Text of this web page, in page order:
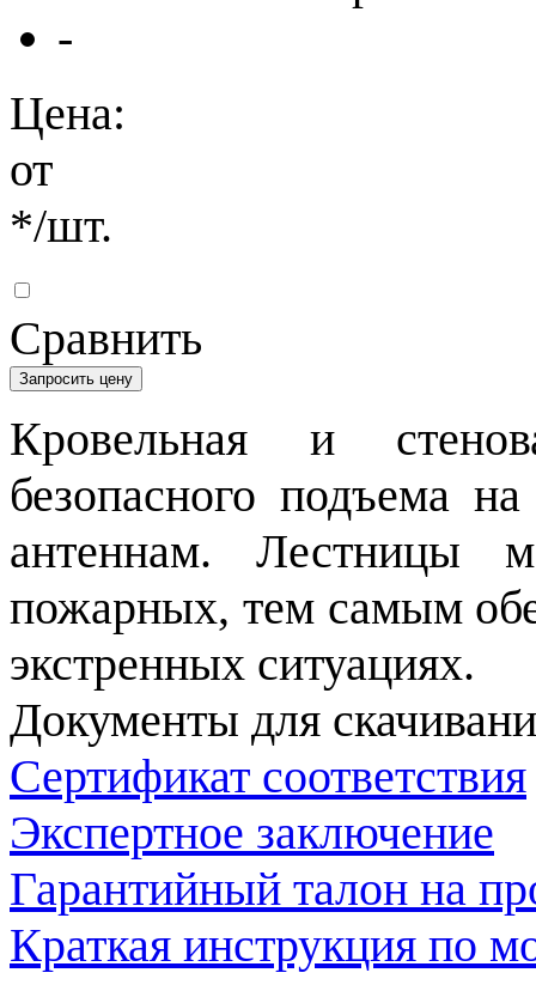
-
Цена:
от
*/шт.
Сравнить
Запросить цену
Кровельная и
безопасного подъема
антеннам. Лестницы
пожарных, тем самым
экстренных ситуациях.
Документы для
Сертификат соответствия
Экспертное заключение
Гарантийный талон на
Краткая инструкция по